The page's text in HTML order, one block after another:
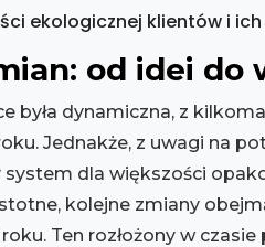
ekologicznej klientów i
od idei do
była dynamiczna, z
Jednakże, z uwagi na
system dla większości
kolejne zmiany
Ten rozłożony w